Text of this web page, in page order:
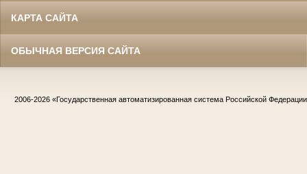
КАРТА САЙТА
ОБЫЧНАЯ ВЕРСИЯ САЙТА
2006-2026 «Государственная автоматизированная система Российской